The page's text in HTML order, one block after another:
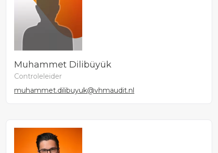
Muhammet Dilibüyük
Controleleider
muhammet.dilibuyuk@vhmaudit.nl